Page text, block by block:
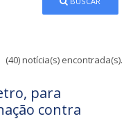
(40) notícia(s) encontrada(s).
para
contra